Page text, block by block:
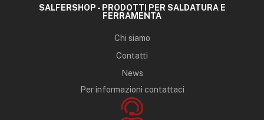
SALFERSHOP - PRODOTTI PER SALDATURA E
FERRAMENTA
Chi siamo
Contatti
News
Per informazioni contattaci